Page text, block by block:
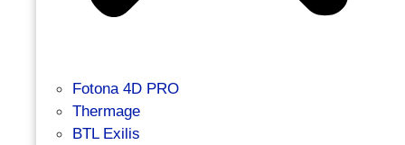
Fotona 4D PRO
Thermage
BTL Exilis